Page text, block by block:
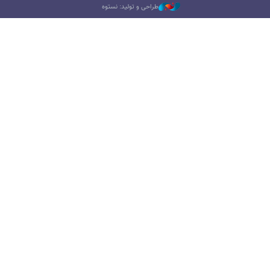
طراحی و تولید: نستوه